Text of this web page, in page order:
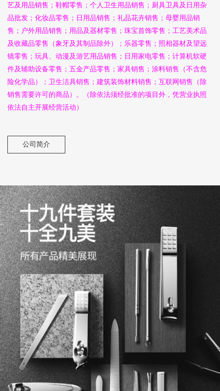
艺及用品销售；鞋帽零售；个人卫生用品销售；厨具卫具及日用杂
品批发；化妆品零售；日用品销售；礼品花卉销售；母婴用品销
售；户外用品销售；用品及器材零售；珠宝首饰零售；工艺美术品
及收藏品零售（象牙及其制品除外）；乐器零售；照相器材及望远
镜零售；玩具、动漫及游艺用品销售；日用家电零售；计算机软硬
件及辅助设备零售；五金产品零售；家具销售；涂料销售（不含危
险化学品）；卫生洁具销售；建筑装饰材料销售；互联网销售（除
销售需要许可的商品）。（除依法须经批准的项目外，凭营业执照
依法自主开展经营活动）
公司简介